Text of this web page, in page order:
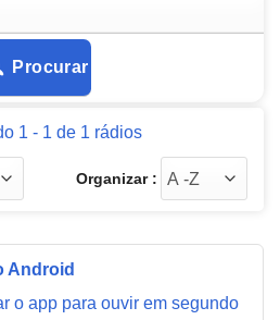
Procurar
1 - 1 de 1 rádios
Organizar :
Android
o app para ouvir em segundo